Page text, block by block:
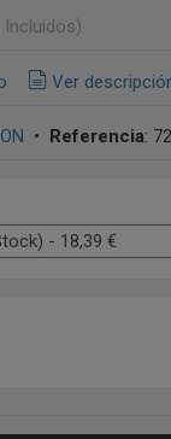
Incluidos)
Ver
• Referencia: